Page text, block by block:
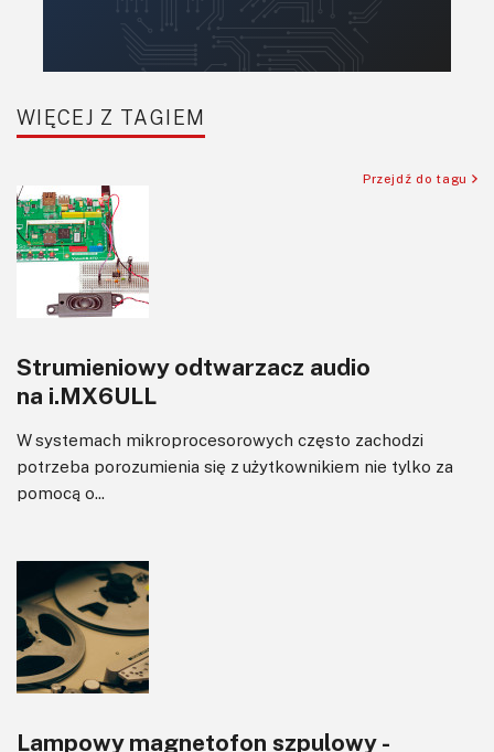
Sensory
Software
Sterowanie
Transformatory
Tranzystory
Wywiady
Wzmacniacze
Zasilanie
Felietony
WIĘCEJ Z TAGIEM
Przejdź do tagu
Strumieniowy odtwarzacz audio
na i.MX6ULL
W systemach mikroprocesorowych często zachodzi
potrzeba porozumienia się z użytkownikiem nie tylko za
pomocą o...
Lampowy magnetofon szpulowy -